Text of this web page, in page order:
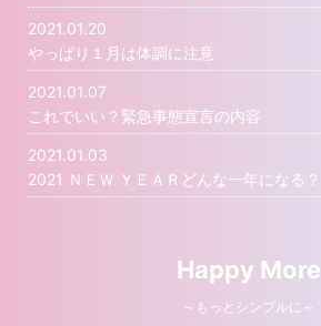
2021.01.20
やっぱり１月は体調に注意
2021.01.07
これでいい？緊急事態宣言の内容
2021.01.03
2021 ＮＥＷ ＹＥＡＲどんな一年になる？
Happy More
～もっとシンプルに～